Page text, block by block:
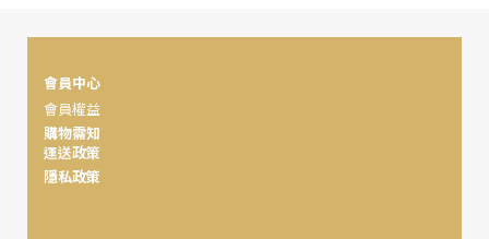
會員中心
會員權益
購物需知
運送政策
隱私政策